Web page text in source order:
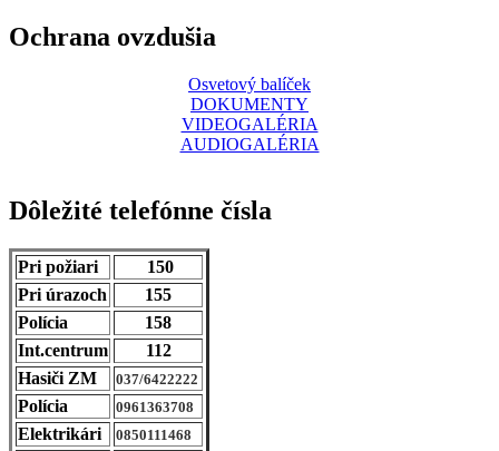
Ochrana ovzdušia
Osvetový balíček
DOKUMENTY
VIDEOGALÉRIA
AUDIOGALÉRIA
Dôležité telefónne čísla
Pri požiari
150
Pri úrazoch
155
Polícia
158
Int.centrum
112
Hasiči ZM
037/6422222
Polícia 0961363708
Elektrikári 0850111468